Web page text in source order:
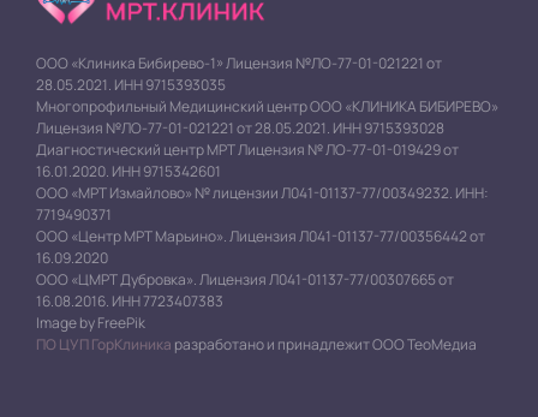
ООО «Клиника Бибирево-1» Лицензия №ЛО-77-01-021221 от
28.05.2021. ИНН 9715393035
Многопрофильный Медицинский центр ООО «КЛИНИКА БИБИРЕВО»
Лицензия №ЛО-77-01-021221 от 28.05.2021. ИНН 9715393028
Диагностический центр МРТ Лицензия № ЛО-77-01-019429 от
16.01.2020. ИНН 9715342601
ООО «МРТ Измайлово» № лицензии Л041-01137-77/00349232. ИНН:
7719490371
ООО «Центр МРТ Марьино». Лицензия Л041-01137-77/00356442 от
16.09.2020
ООО «ЦМРТ Дубровка». Лицензия Л041-01137-77/00307665 от
16.08.2016. ИНН 7723407383
Image by FreePik
ПО ЦУП ГорКлиника разработано и принадлежит ООО ТеоМедиа